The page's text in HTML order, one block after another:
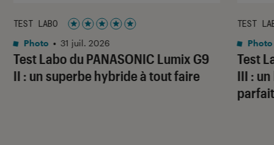
Test Labo du PANASONIC Lumix G9
II : un superbe hybride à tout faire
TEST LABO
Noté 5 étoiles sur 5
Photo • 31 juil. 2026
Test
III :
TEST
Photo